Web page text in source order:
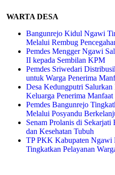
WARTA DESA
Bangunrejo Kidul Ngawi
Melalui Rembug
Pemdes Mengger Ngawi
II kepada Sembilan KPM
Pemdes Sriwedari
untuk Warga Penerima
Desa Kedungputri
Keluarga Penerima Manfaat
Pemdes Bangunrejo
Melalui Posyandu
Senam Prolanis di Sekarjati
dan Kesehatan Tubuh
TP PKK Kabupaten Ngawi
Tingkatkan Pelayanan